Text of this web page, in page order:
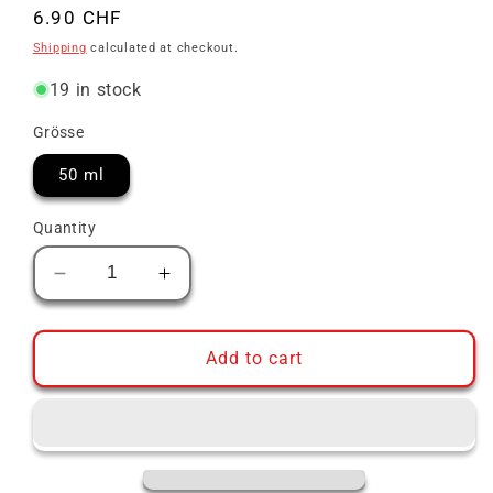
Regular
price
6.90 CHF
Shipping calculated at checkout.
19 in stock
Grösse
50 ml
Quantity
Decrease
quantity
for
Organic
Increase
quantity
for
Bruichladdich
Organic
Add to cart